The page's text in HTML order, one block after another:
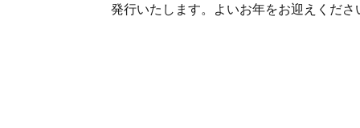
発行いたします。よいお年をお迎えくださ